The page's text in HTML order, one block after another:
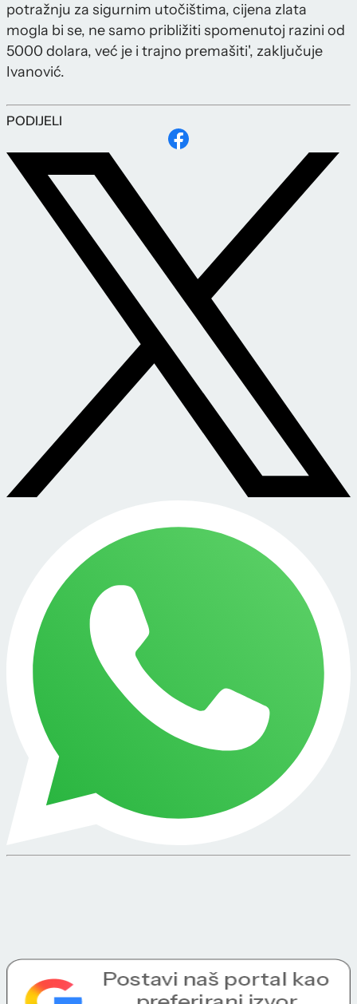
potražnju za sigurnim utočištima, cijena zlata
mogla bi se, ne samo približiti spomenutoj razini od
5000 dolara, već je i trajno premašiti', zaključuje
Ivanović.
PODIJELI